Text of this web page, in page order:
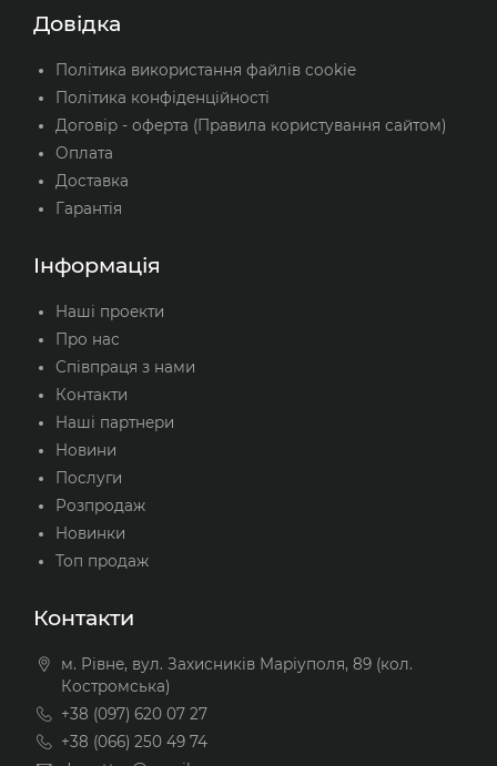
Довідка
Політика використання файлів cookie
Політика конфіденційності
Договір - оферта (Правила користування сайтом)
Оплата
Доставка
Гарантія
Інформація
Наші проекти
Про нас
Співпраця з нами
Контакти
Наші партнери
Новини
Послуги
Розпродаж
Новинки
Топ продаж
Контакти
м. Рівне, вул. Захисників Маріуполя, 89 (кол.
Костромська)
+38 (097) 620 07 27
+38 (066) 250 49 74